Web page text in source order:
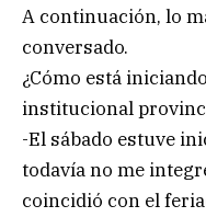
A continuación, lo
conversado.
¿Cómo está
institucional
-El sábado estuve
todavía no me
coincidió con el